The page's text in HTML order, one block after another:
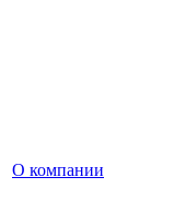
О компании